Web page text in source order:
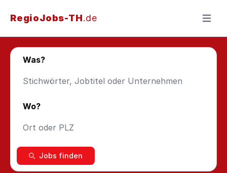
RegioJobs-TH.de Menü
Was?
Wo?
Jobs finden